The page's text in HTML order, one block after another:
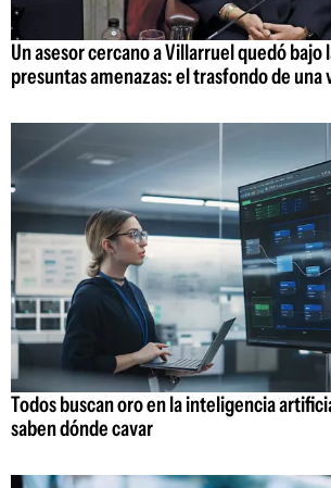
Un asesor cercano a Villarruel quedó bajo
presuntas amenazas: el trasfondo de una
Todos buscan oro en la inteligencia
saben dónde cavar